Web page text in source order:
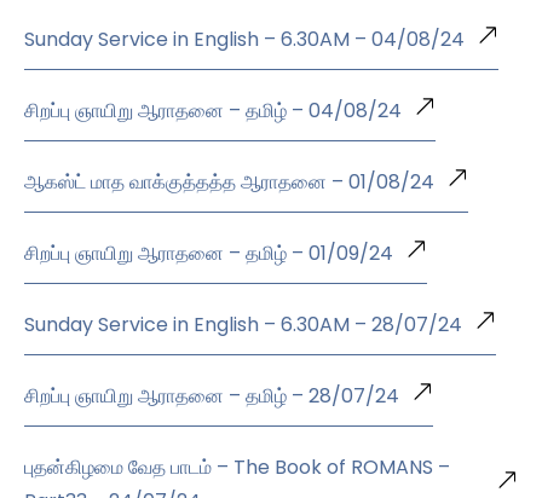
Sunday Service in English – 6.30AM – 04/08/24
சிறப்பு ஞாயிறு ஆராதனை – தமிழ் – 04/08/24
ஆகஸ்ட் மாத வாக்குத்தத்த ஆராதனை – 01/08/24
சிறப்பு ஞாயிறு ஆராதனை – தமிழ் – 01/09/24
Sunday Service in English – 6.30AM – 28/07/24
சிறப்பு ஞாயிறு ஆராதனை – தமிழ் – 28/07/24
புதன்கிழமை வேத பாடம் – The Book of ROMANS –